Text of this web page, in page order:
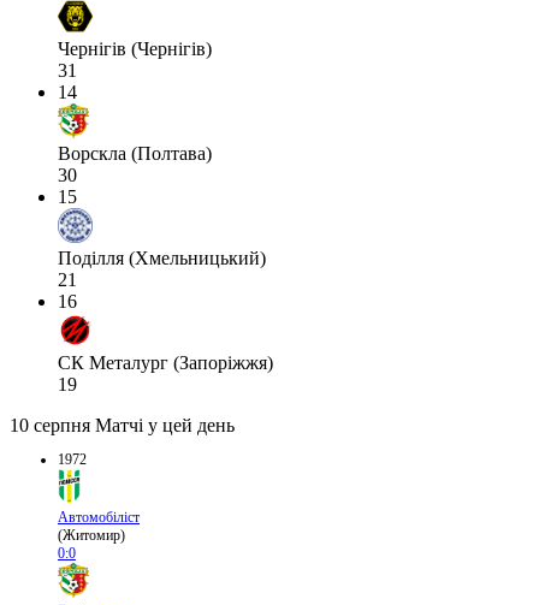
Чернігів (Чернігів)
31
14
Ворскла (Полтава)
30
15
Поділля (Хмельницький)
21
16
СК Металург (Запоріжжя)
19
10 серпня Матчі у цей день
1972
Автомобіліст
(Житомир)
0:0